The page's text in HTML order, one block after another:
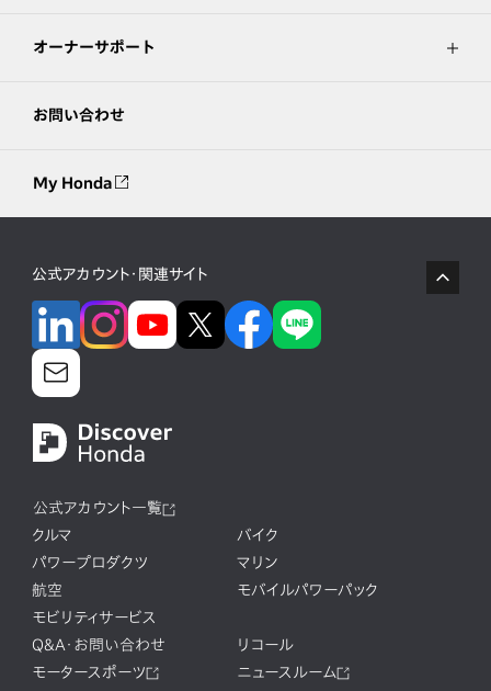
オーナーサポート
お問い合わせ
My Honda
公式アカウント・関連サイト
公式アカウント一覧
クルマ
バイク
パワープロダクツ
マリン
航空
モバイルパワーパック
モビリティサービス
Q&A・お問い合わせ
リコール
モータースポーツ
ニュースルーム